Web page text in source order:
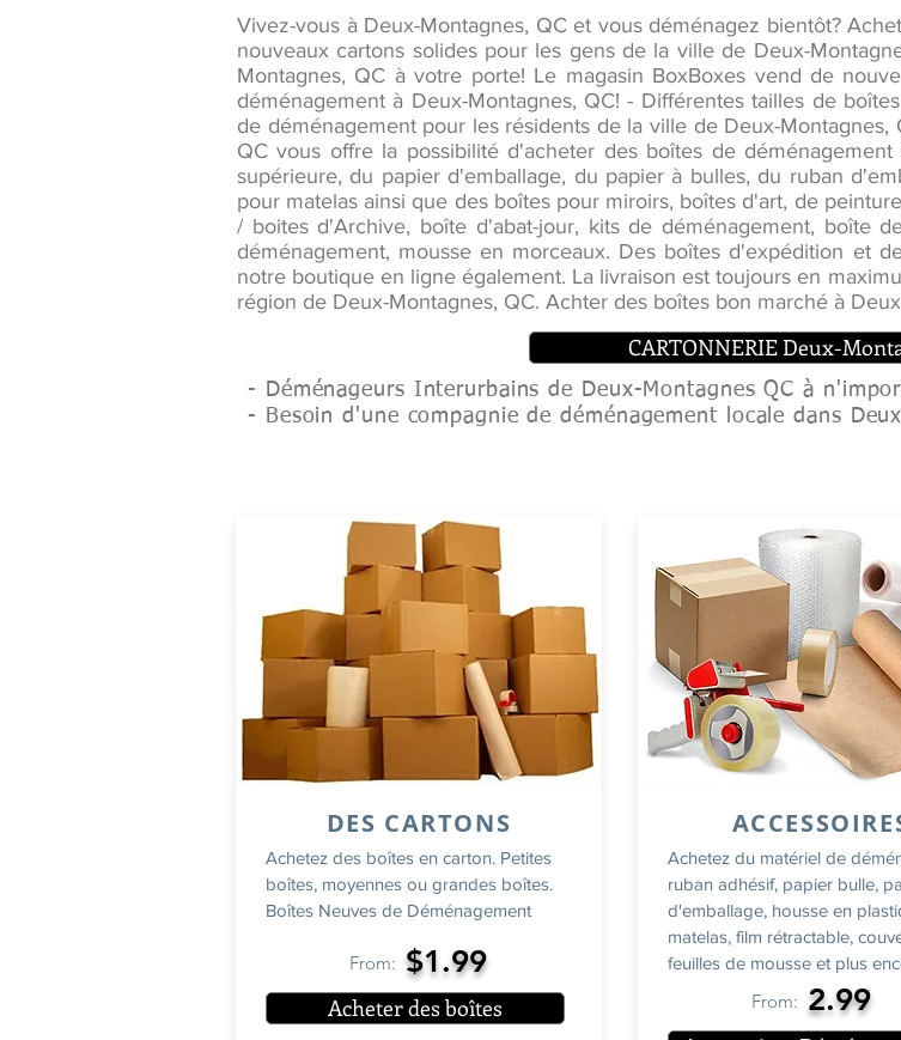
Vivez-vous à Deux-Montagnes, QC et vous déménagez bientôt?
nouveaux cartons solides pour les gens de la ville de Deux-
Montagnes, QC à votre porte! Le magasin BoxBoxes vend de
déménagement à Deux-Montagnes, QC! - Différentes tailles de
de déménagement pour les résidents de la ville de Deux-
QC vous offre la possibilité d'acheter des boîtes de
supérieure, du papier d'emballage, du papier à bulles, du ruban
pour matelas ainsi que des boîtes pour miroirs, boîtes d'art, de
/ boites d'Archive, boîte d'abat-jour, kits de déménagement, boîte
déménagement, mousse en morceaux. Des boîtes d'expédition et
notre boutique en ligne également. La livraison est toujours en
région de Deux-Montagnes, QC. Achter des boîtes bon marché à
CARTONNERIE Deux-
- Déménageurs Interurbains de Deux-Montagnes QC à
- Besoin d'une compagnie de déménagement locale dans
DES CARTONS
Achetez des boîtes en carton. Petites
boîtes, moyennes ou grandes boîtes.
Boîtes Neuves de Déménagement
From: $1.99
Acheter des boîtes
Achetez du matériel de
ruban adhésif, papier bulle,
d'emballage, housse en
matelas, film rétractable,
feuilles de mousse et plus
From: 2.99